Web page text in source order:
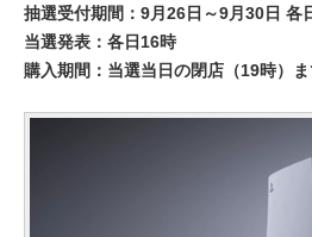
抽選受付期間：9月26日～9月30日 各
当選発表：各日16時
購入期間：当選当日の閉店（19時）